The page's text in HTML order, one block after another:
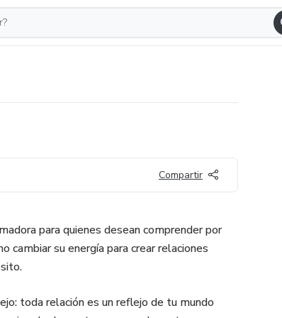
Compartir
para quienes desean comprender por
su energía para crear relaciones
toda relación es un reflejo de tu mundo